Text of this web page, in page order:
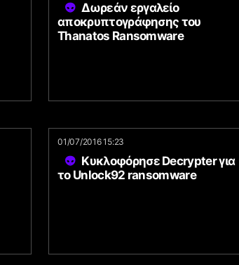
Δωρεάν εργαλείο
αποκρυπτογράφησης του
Thanatos Ransomware
01/07/2016 15:23
Κυκλοφόρησε Decrypter για
το Unlock92 ransomware